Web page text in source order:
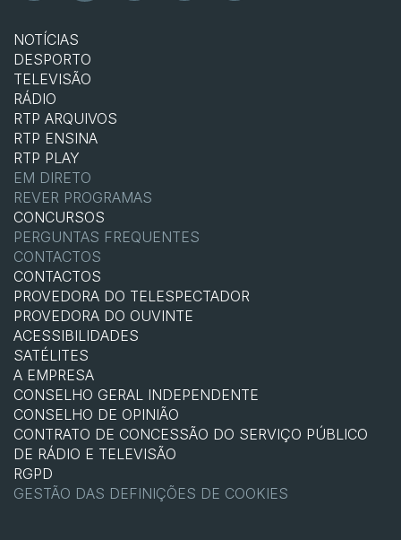
NOTÍCIAS
DESPORTO
TELEVISÃO
RÁDIO
RTP ARQUIVOS
RTP ENSINA
RTP PLAY
EM DIRETO
REVER PROGRAMAS
CONCURSOS
PERGUNTAS FREQUENTES
CONTACTOS
CONTACTOS
PROVEDORA DO TELESPECTADOR
PROVEDORA DO OUVINTE
ACESSIBILIDADES
SATÉLITES
A EMPRESA
CONSELHO GERAL INDEPENDENTE
CONSELHO DE OPINIÃO
CONTRATO DE CONCESSÃO DO SERVIÇO PÚBLICO
DE RÁDIO E TELEVISÃO
RGPD
GESTÃO DAS DEFINIÇÕES DE COOKIES